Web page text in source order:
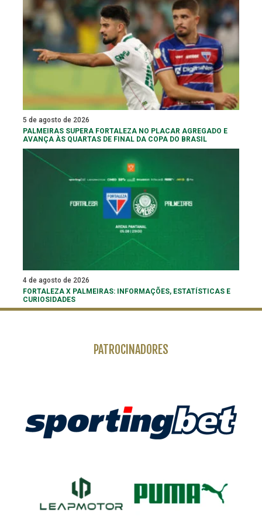
5 de agosto de 2026
PALMEIRAS SUPERA FORTALEZA NO PLACAR AGREGADO E
AVANÇA ÀS QUARTAS DE FINAL DA COPA DO BRASIL
4 de agosto de 2026
FORTALEZA X PALMEIRAS: INFORMAÇÕES, ESTATÍSTICAS E
CURIOSIDADES
PATROCINADORES